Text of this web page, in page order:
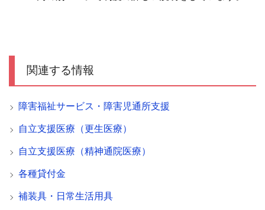
関連する情報
障害福祉サービス・障害児通所支援
自立支援医療（更生医療）
自立支援医療（精神通院医療）
各種貸付金
補装具・日常生活用具